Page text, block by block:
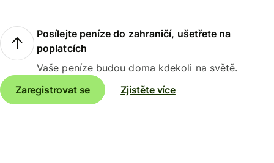
Posílejte peníze do zahraničí, ušetřete na
poplatcích
Vaše peníze budou doma kdekoli na světě.
Zaregistrovat se
Zjistěte více